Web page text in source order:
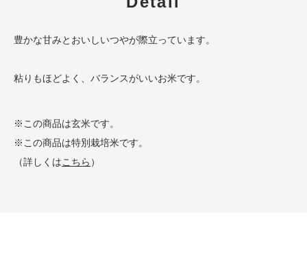
豊かな甘みとおいしいつやが際立っています。
粘りもほどよく、バランスがいいお米です。
※この商品は玄米です。
※この商品は特別栽培米です。
（詳しくはこちら ）